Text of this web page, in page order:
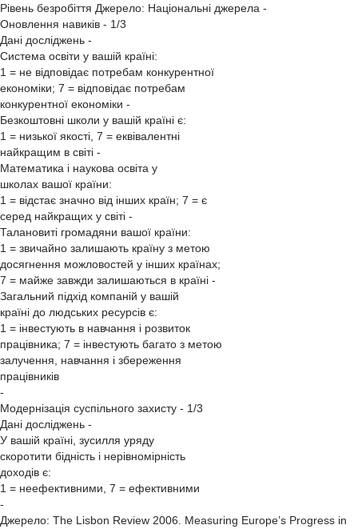
Рівень безробіття Джерело: Національні джерела -
Оновлення навиків - 1/3
Дані досліджень -
Система освіти у вашій країні:
1 = не відповідає потребам конкурентної
економіки; 7 = відповідає потребам
конкурентної економіки -
Безкоштовні школи у вашій країні є:
1 = низької якості, 7 = еквівалентні
найкращим в світі -
Математика і наукова освіта у
школах вашої країни:
1 = відстає значно від інших країн; 7 = є
серед найкращих у світі -
Талановиті громадяни вашої країни:
1 = звичайно залишають країну з метою
досягнення можловостей у інших країнах;
7 = майже завжди залишаються в країні -
Загальний підхід компаній у вашій
країні до людських ресурсів є:
1 = інвестують в навчання і розвиток
працівника; 7 = інвестують багато з метою
залучення, навчання і збереження
працівників
-
Модернізація суспільного захисту - 1/3
Дані досліджень -
У вашій країні, зусилля уряду
скоротити бідність і нерівномірність
доходів є:
1 = неефективними, 7 = ефективними
-
Джерело: The Lisbon Review 2006. Measuring Europe’s Progress in